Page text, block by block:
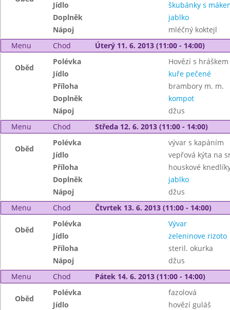
Jídlo
škubánky s
Doplněk
jablko
Nápoj
mléčný koktejl
Menu
Chod Úterý 11. 6. 2013 (11:00 - 14:00)
Oběd
Polévka
Hovězí s
Jídlo
kuře pečené
Příloha
brambory m. m.
Doplněk
kompot
Nápoj
džus
Menu
Chod Středa 12. 6. 2013 (11:00 - 14:00)
Oběd
Polévka
vývar s kapáním
Jídlo
vepřová kýta na
Příloha
houskové
Doplněk
jablko
Nápoj
džus
Menu
Chod Čtvrtek 13. 6. 2013 (11:00 - 14:00)
Oběd
Polévka
Vývar
Jídlo
zeleninove rizoto
Příloha
steril. okurka
Nápoj
džus
Menu
Chod Pátek 14. 6. 2013 (11:00 - 14:00)
Oběd
Polévka
fazolová
Jídlo
hovězí guláš